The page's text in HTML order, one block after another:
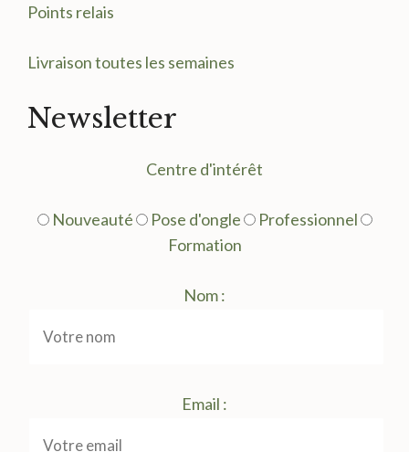
Points relais
Livraison toutes les semaines
Newsletter
Centre d'intérêt
Nouveauté Pose d'ongle
Professionnel
Formation
Nom :
Email :